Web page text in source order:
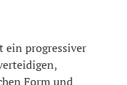
ein progressiver
Form und